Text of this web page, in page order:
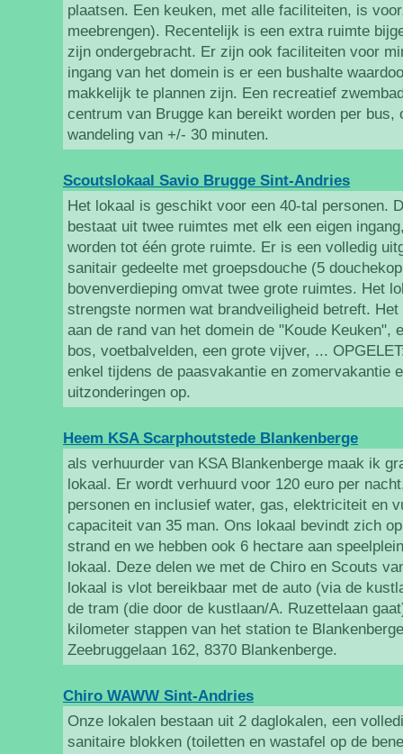
plaatsen. Een keuken, met alle faciliteiten, is
meebrengen). Recentelijk is een extra ruimte
zijn ondergebracht. Er zijn ook faciliteiten voor
ingang van het domein is er een bushalte
makkelijk te plannen zijn. Een recreatief
centrum van Brugge kan bereikt worden per bus,
wandeling van +/- 30 minuten.
Scoutslokaal Savio Brugge Sint-Andries
Het lokaal is geschikt voor een 40-tal personen.
bestaat uit twee ruimtes met elk een eigen
worden tot één grote ruimte. Er is een volledig
sanitair gedeelte met groepsdouche (5
bovenverdieping omvat twee grote ruimtes. Het
strengste normen wat brandveiligheid betreft.
aan de rand van het domein de "Koude Keuken",
bos, voetbalvelden, een grote vijver, ...
enkel tijdens de paasvakantie en zomervakantie
uitzonderingen op.
Heem KSA Scarphoutstede Blankenberge
als verhuurder van KSA Blankenberge maak ik
lokaal. Er wordt verhuurd voor 120 euro per
personen en inclusief water, gas, elektriciteit en
capaciteit van 35 man. Ons lokaal bevindt zich
strand en we hebben ook 6 hectare aan
lokaal. Deze delen we met de Chiro en Scouts
lokaal is vlot bereikbaar met de auto (via de
de tram (die door de kustlaan/A. Ruzettelaan
kilometer stappen van het station te
Zeebruggelaan 162, 8370 Blankenberge.
Chiro WAWW Sint-Andries
Onze lokalen bestaan uit 2 daglokalen, een
sanitaire blokken (toiletten en wastafel op de